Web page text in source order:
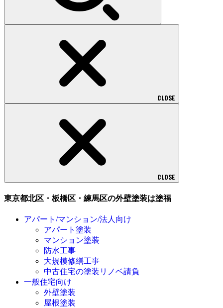
CLOSE
CLOSE
東京都北区・板橋区・練馬区の外壁塗装は塗福
アパート/マンション/法人向け
アパート塗装
マンション塗装
防水工事
大規模修繕工事
中古住宅の塗装リノベ請負
一般住宅向け
外壁塗装
屋根塗装